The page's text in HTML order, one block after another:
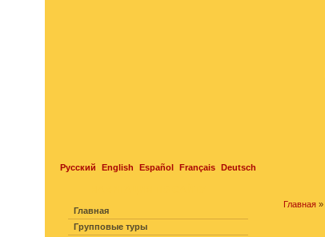
Русский English Español Français Deutsch
Главная »
Главная
Групповые туры